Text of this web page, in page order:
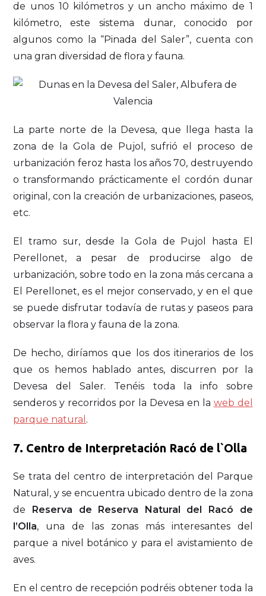
de unos 10 kilómetros y un ancho máximo de 1
kilómetro, este sistema dunar, conocido por
algunos como la “Pinada del Saler”, cuenta con
una gran diversidad de flora y fauna.
La parte norte de la Devesa, que llega hasta la
zona de la Gola de Pujol, sufrió el proceso de
urbanización feroz hasta los años 70, destruyendo
o transformando prácticamente el cordón dunar
original, con la creación de urbanizaciones, paseos,
etc.
El tramo sur, desde la Gola de Pujol hasta El
Perellonet, a pesar de producirse algo de
urbanización, sobre todo en la zona más cercana a
El Perellonet, es el mejor conservado, y en el que
se puede disfrutar todavía de rutas y paseos para
observar la flora y fauna de la zona.
De hecho, diríamos que los dos itinerarios de los
que os hemos hablado antes, discurren por la
Devesa del Saler. Tenéis toda la info sobre
senderos y recorridos por la Devesa en la web del
parque natural .
7. Centro de Interpretación Racó de l`Olla
Se trata del centro de interpretación del Parque
Natural, y se encuentra ubicado dentro de la zona
de
Reserva de Reserva Natural del Racó de
l’Olla, una de las zonas más interesantes del
parque a nivel botánico y para el avistamiento de
aves.
En el centro de recepción podréis obtener toda la